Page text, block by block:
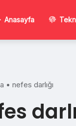
Anasayfa
• nefes darlığı